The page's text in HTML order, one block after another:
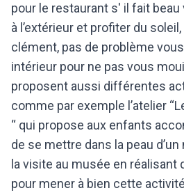
pour le restaurant s' il fait
à l’extérieur et profiter du
clément, pas de problème
intérieur pour ne pas vous
proposent aussi différentes
comme par exemple l’atelier
“ qui propose aux enfants
de se mettre dans la peau
la visite au musée en
pour mener à bien cette